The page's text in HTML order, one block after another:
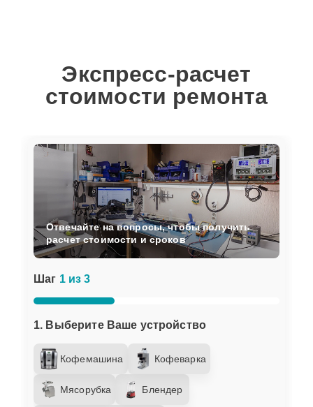
Экспресс-расчет
стоимости ремонта
Шаг 1 из 3
1. Выберите Ваше устройство
Кофемашина Кофеварка
Мясорубка Блендер
Отвечайте на вопросы, чтобы получить
расчет стоимости и сроков